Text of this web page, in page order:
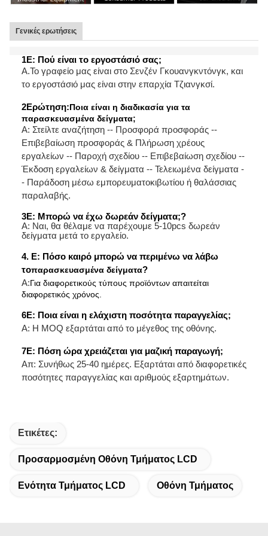
Γενικές ερωτήσεις
1Ε: Πού είναι το εργοστάσιό σας;
Α.Το γραφείο μας είναι στο Σενζέν Γκουανγκντόνγκ, και
το εργοστάσιό μας είναι στην επαρχία Τζιανγκσί.
2Ερώτηση:Ποια είναι η διαδικασία για τα
παρασκευασμένα δείγματα;
Α: Στείλτε αναζήτηση -- Προσφορά προσφοράς --
Επιβεβαίωση προσφοράς & Πλήρωση χρέους
εργαλείων -- Παροχή σχεδίου -- Επιβεβαίωση σχεδίου --
Έκδοση εργαλείων & δείγματα -- Τελειωμένα δείγματα -
- Παράδοση μέσω εμπορευματοκιβωτίου ή θαλάσσιας
παραλαβής.
3Ε: Μπορώ να έχω δωρεάν δείγματα;?
Α: Ναι, θα θέλαμε να παρέχουμε 5-10pcs δωρεάν
δείγματα μετά το εργαλείο.
4. Ε: Πόσο καιρό μπορώ να περιμένω να λάβω
τοπαρασκευασμένα δείγματα?
Α:Για διαφορετικούς τύπους προϊόντων απαιτείται
διαφορετικός χρόνος.
6Ε: Ποια είναι η ελάχιστη ποσότητα παραγγελίας;
Α: Η MOQ εξαρτάται από το μέγεθος της οθόνης.
7Ε: Πόση ώρα χρειάζεται για μαζική παραγωγή;
Απ: Συνήθως 25-40 ημέρες. Εξαρτάται από διαφορετικές
ποσότητες παραγγελίας και αριθμούς εξαρτημάτων.
Ετικέτες:
Προσαρμοσμένη Οθόνη Τμήματος LCD
Ενότητα Τμήματος LCD Οθόνη Τμήματος